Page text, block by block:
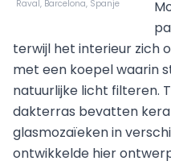
Raval, Barcelona, Spanje
terwijl het interieur zich
met een koepel waarin
natuurlijke licht filteren.
dakterras bevatten
glasmozaïeken in
ontwikkelde hier